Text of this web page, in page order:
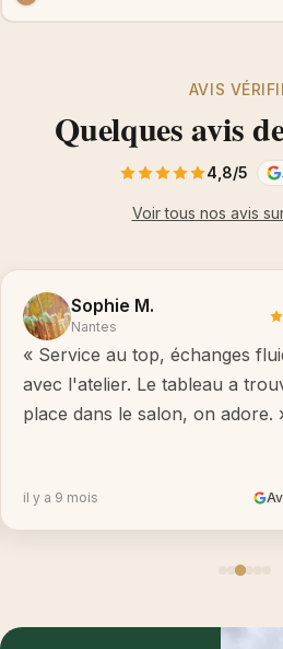
AVIS
Quelques avis
4,8/5
Voir tous nos avis
Sophie M.
Nantes
« Service au top, échanges
avec l'atelier. Le tableau a
place dans le salon, on adore.
il y a 9 mois